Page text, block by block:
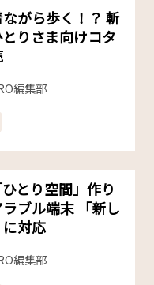
がら歩く！？ 斬
りさま向けコタ
編集部
とり空間」作り
ブル端末 「新し
対応
編集部